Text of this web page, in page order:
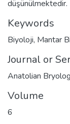
düşünülmektedir.
Keywords
Biyoloji, Mantar
Journal or
Anatolian
Volume
6